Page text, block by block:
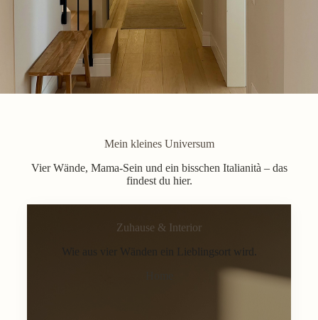
Mein kleines Universum
Vier Wände, Mama-Sein und ein bisschen Italianità – das
findest du hier.
Zuhause & Interior
Wie aus vier Wänden ein Lieblingsort wird.